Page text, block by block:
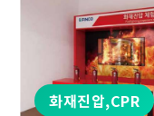
화재진압,CPR